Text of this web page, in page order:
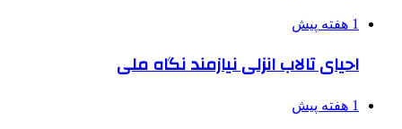
1 هفته پیش
احیای تالاب انزلی نیازمند نگاه ملی
1 هفته پیش